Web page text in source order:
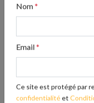
Nom*
Email*
Ce site est protégé par
confidentialitéet
Articles les
Les avis clients :
réputation en
Les 4 accords
ne pas négliger